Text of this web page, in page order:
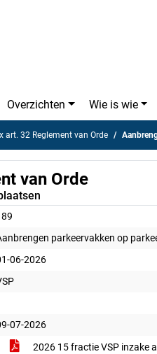
Overzichten Wie is wie
art. 32 Reglement van Orde
van Orde
parkeervakken op
06-2026
07-2026
2026 15 fractie VSP inzake